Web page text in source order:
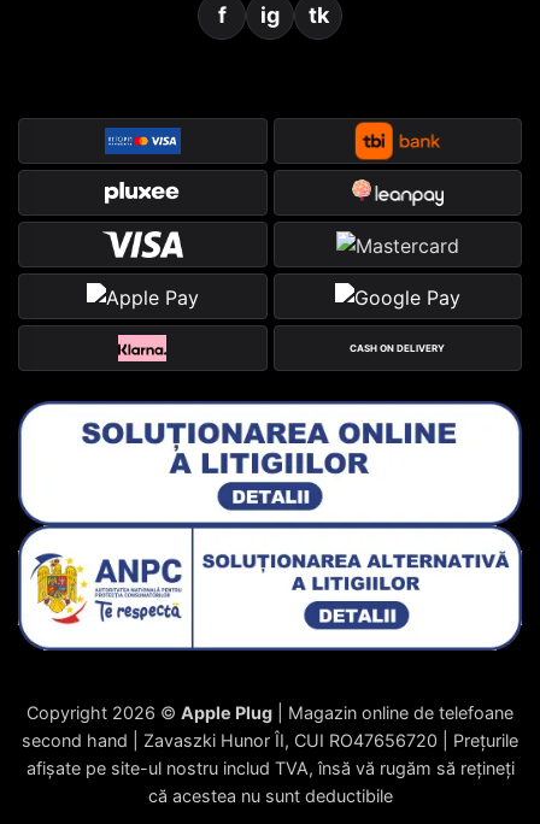
f ig tk
CASH ON DELIVERY
Copyright 2026 © Apple Plug | Magazin online de telefoane
second hand | Zavaszki Hunor ÎI, CUI RO47656720 | Prețurile
afișate pe site-ul nostru includ TVA, însă vă rugăm să rețineți
că acestea nu sunt deductibile